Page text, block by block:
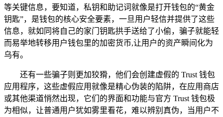
等关键信息，要知道，私钥和助记词就像是打开钱包的“黄金
钥匙”，是钱包的核心安全要素，一旦用户轻信并提供了这些
信息，就如同将自己的家门钥匙拱手送给了小偷，骗子就能轻
而易举地转移用户钱包里的加密货币,让用户的资产瞬间化为
乌有。
还有一些骗子则更加狡猾，他们会创建虚假的 Trust 钱包
应用程序，这些虚假应用就像是精心伪装的陷阱，在应用商店
或其他渠道悄然出现，它们的界面和功能与官方 Trust 钱包极
为相似，让普通用户犹如雾里看花，难以辨别真伪，当用户不